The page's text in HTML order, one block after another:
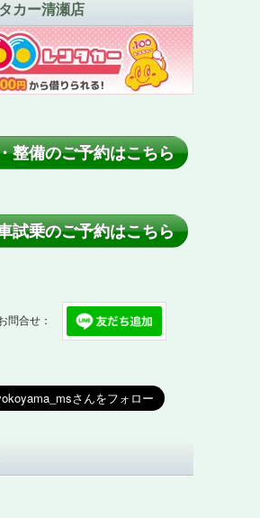
カー清瀬店
整備のご予約はこちら
試乗のご予約はこちら
問合せ：